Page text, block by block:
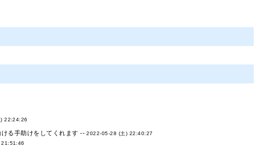
22:24:26
る手助けをしてくれます --2022-05-28 (土) 22:40:27